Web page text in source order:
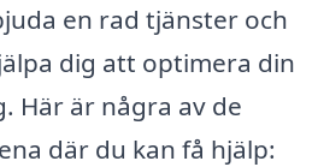
en rad tjänster och
dig att optimera din
Här är några av de
där du kan få hjälp: